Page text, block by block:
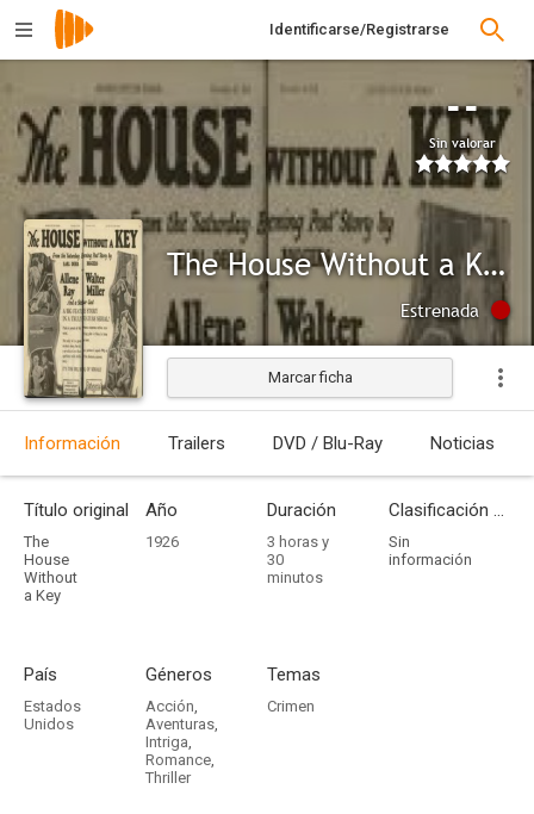
Identificarse/Registrarse
--
Sin valorar
The House Without a Key
Estrenada
Marcar ficha
Información Trailers DVD / Blu-Ray Noticias
Título original
The
House
Without
a Key
Año
1926
Duración
3 horas y
30
minutos
Clasificación por edades
Sin
información
País
Estados
Unidos
Géneros
Acción,
Aventuras,
Intriga,
Romance,
Thriller
Temas
Crimen